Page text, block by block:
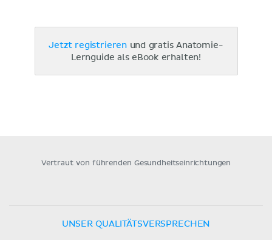
Jetzt registrieren und gratis Anatomie-
Lernguide als eBook erhalten!
Vertraut von führenden Gesundheitseinrichtungen
UNSER QUALITÄTSVERSPRECHEN